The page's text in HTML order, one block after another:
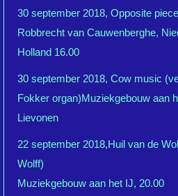
30 september 2018, Opposite
Robbrecht van Cauwenberghe,
Holland 16.00
30 september 2018, Cow music
Fokker organ)Muziekgebouw aan
Lievonen
22 september 2018,Huil van de
Wolff)
Muziekgebouw aan het IJ, 20.00